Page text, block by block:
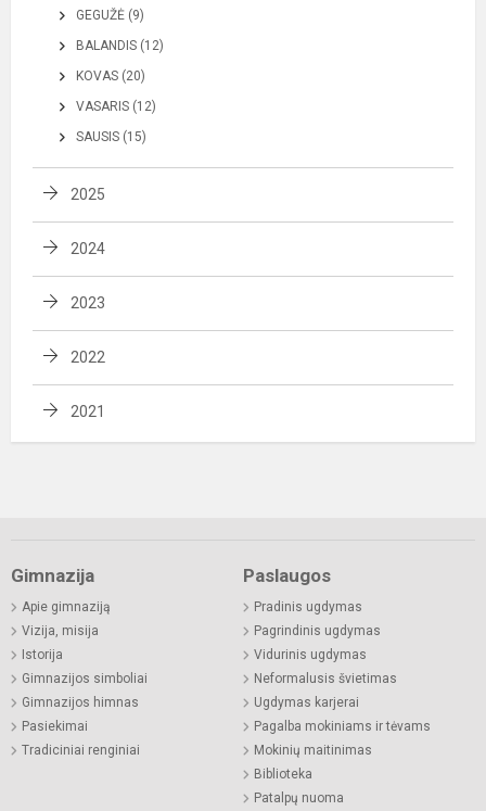
GEGUŽĖ (9)
BALANDIS (12)
KOVAS (20)
VASARIS (12)
SAUSIS (15)
2025
2024
2023
2022
2021
Gimnazija
Apie gimnaziją
Vizija, misija
Istorija
Gimnazijos simboliai
Gimnazijos himnas
Pasiekimai
Tradiciniai renginiai
Paslaugos
Pradinis ugdymas
Pagrindinis ugdymas
Vidurinis ugdymas
Neformalusis švietimas
Ugdymas karjerai
Pagalba mokiniams ir tėvams
Mokinių maitinimas
Biblioteka
Patalpų nuoma